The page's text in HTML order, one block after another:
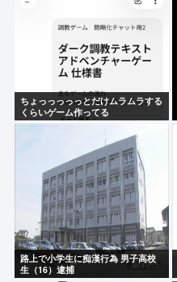
ちょっっっっっとだけムラムラする
くらいゲーム作ってる
路上で小学生に痴漢行為 男子高校
生（16）逮捕